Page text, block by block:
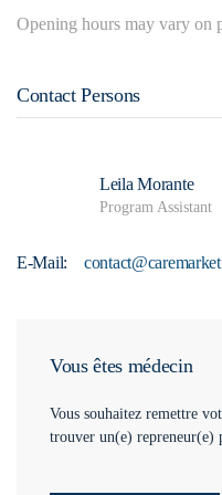
Opening hours may vary on
Contact Persons
Leila Morante
Program Assistant
E-Mail:
Vous êtes médecin
Vous souhaitez remettre
trouver un(e) repreneur(e)